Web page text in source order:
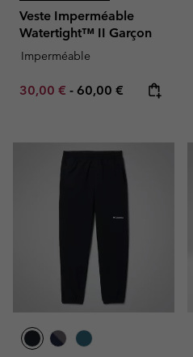
Veste Imperméable
Watertight™ II Garçon
Imperméable
Minimum sale price:
30,00 € - Maximum price:
60,00 €